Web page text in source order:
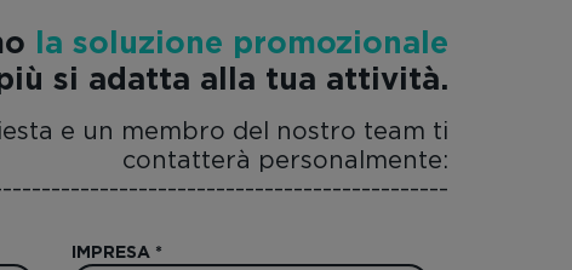
la soluzione promozionale
si adatta alla tua attività.
e un membro del nostro team ti
contatterà personalmente:
IMPRESA *